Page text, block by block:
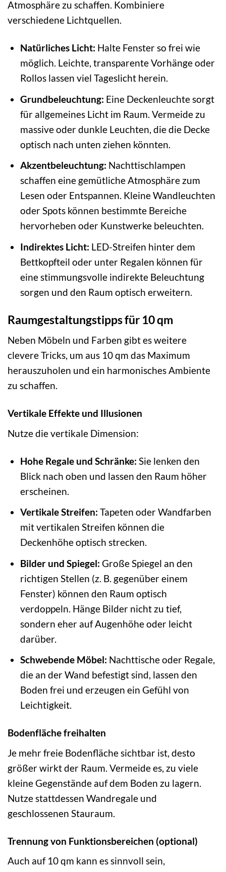
Atmosphäre zu schaffen. Kombiniere
verschiedene Lichtquellen.
Natürliches Licht: Halte Fenster so frei wie
möglich. Leichte, transparente Vorhänge oder
Rollos lassen viel Tageslicht herein.
Grundbeleuchtung: Eine Deckenleuchte sorgt
für allgemeines Licht im Raum. Vermeide zu
massive oder dunkle Leuchten, die die Decke
optisch nach unten ziehen könnten.
Akzentbeleuchtung: Nachttischlampen
schaffen eine gemütliche Atmosphäre zum
Lesen oder Entspannen. Kleine Wandleuchten
oder Spots können bestimmte Bereiche
hervorheben oder Kunstwerke beleuchten.
Indirektes Licht: LED-Streifen hinter dem
Bettkopfteil oder unter Regalen können für
eine stimmungsvolle indirekte Beleuchtung
sorgen und den Raum optisch erweitern.
Raumgestaltungstipps für 10 qm
Neben Möbeln und Farben gibt es weitere
clevere Tricks, um aus 10 qm das Maximum
herauszuholen und ein harmonisches Ambiente
zu schaffen.
Vertikale Effekte und Illusionen
Nutze die vertikale Dimension:
Hohe Regale und Schränke: Sie lenken den
Blick nach oben und lassen den Raum höher
erscheinen.
Vertikale Streifen: Tapeten oder Wandfarben
mit vertikalen Streifen können die
Deckenhöhe optisch strecken.
Bilder und Spiegel: Große Spiegel an den
richtigen Stellen (z. B. gegenüber einem
Fenster) können den Raum optisch
verdoppeln. Hänge Bilder nicht zu tief,
sondern eher auf Augenhöhe oder leicht
darüber.
Schwebende Möbel: Nachttische oder Regale,
die an der Wand befestigt sind, lassen den
Boden frei und erzeugen ein Gefühl von
Leichtigkeit.
Bodenfläche freihalten
Je mehr freie Bodenfläche sichtbar ist, desto
größer wirkt der Raum. Vermeide es, zu viele
kleine Gegenstände auf dem Boden zu lagern.
Nutze stattdessen Wandregale und
geschlossenen Stauraum.
Trennung von Funktionsbereichen (optional)
Auch auf 10 qm kann es sinnvoll sein,